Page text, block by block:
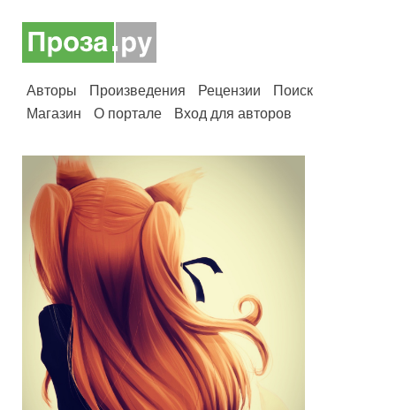
Авторы Произведения Рецензии
Поиск
Магазин
О портале Вход для авторов